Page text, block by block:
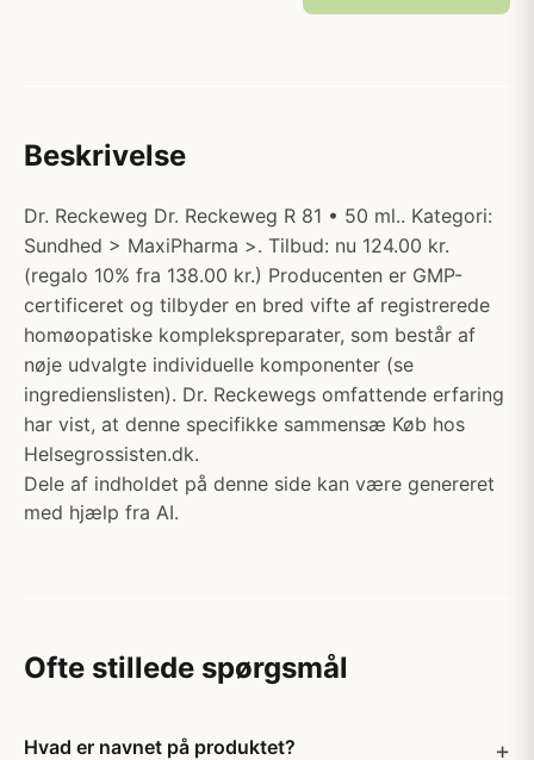
Beskrivelse
Dr. Reckeweg Dr. Reckeweg R 81 • 50 ml.. Kategori:
Sundhed > MaxiPharma >. Tilbud: nu 124.00 kr.
(regalo 10% fra 138.00 kr.) Producenten er GMP-
certificeret og tilbyder en bred vifte af registrerede
homøopatiske komplekspreparater, som består af
nøje udvalgte individuelle komponenter (se
ingredienslisten). Dr. Reckewegs omfattende erfaring
har vist, at denne specifikke sammensæ Køb hos
Helsegrossisten.dk.
Dele af indholdet på denne side kan være genereret
med hjælp fra AI.
Ofte stillede spørgsmål
Hvad er navnet på produktet?